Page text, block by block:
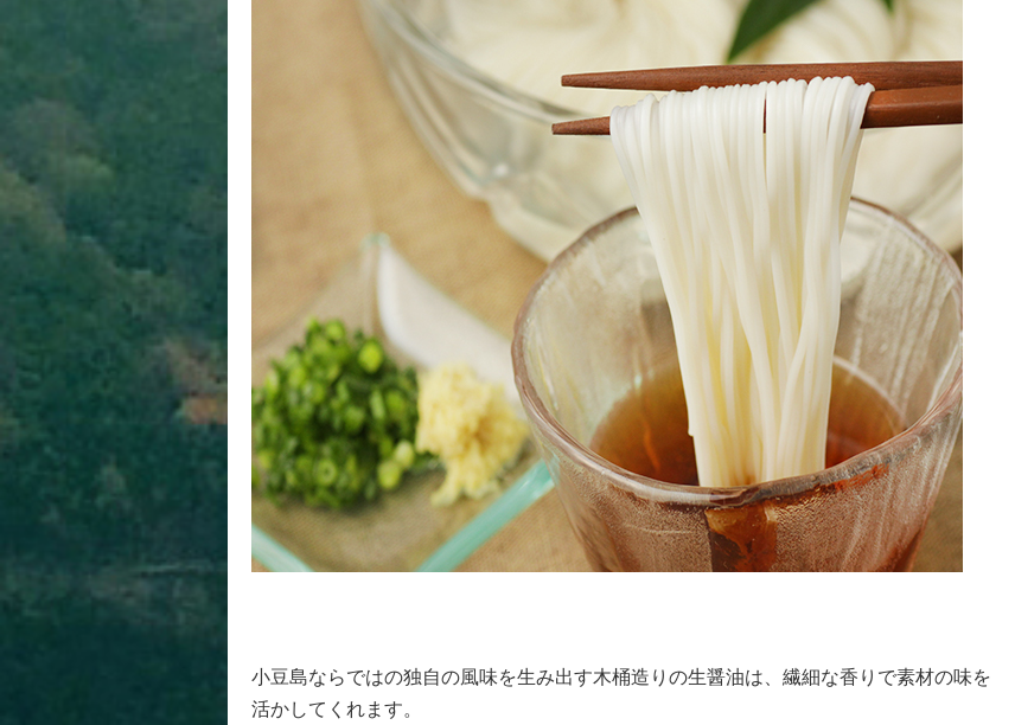
小豆島ならではの独自の風味を生み出す木桶造りの生醤油は、繊細な香りで素材の味を
活かしてくれます。